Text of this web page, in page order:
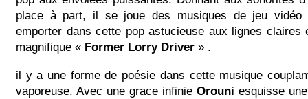
place à part, il se joue des musiques de jeu vidéo
emporter dans cette pop astucieuse aux lignes
magnifique « Former Lorry Driver » .
il y a une forme de poésie dans cette musique
vaporeuse. Avec une grace infinie Orouni esquisse